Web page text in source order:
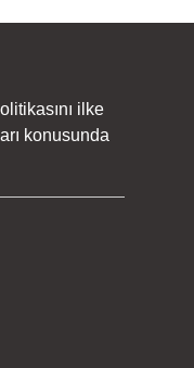
ilke
konusunda